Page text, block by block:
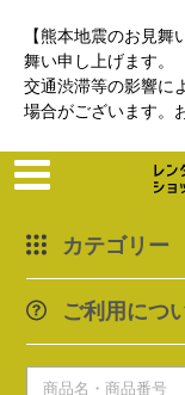
【熊本地震のお見
舞い申し上げます。
交通渋滞等の影響に
場合がございます。
カテゴリー
ご利用につ